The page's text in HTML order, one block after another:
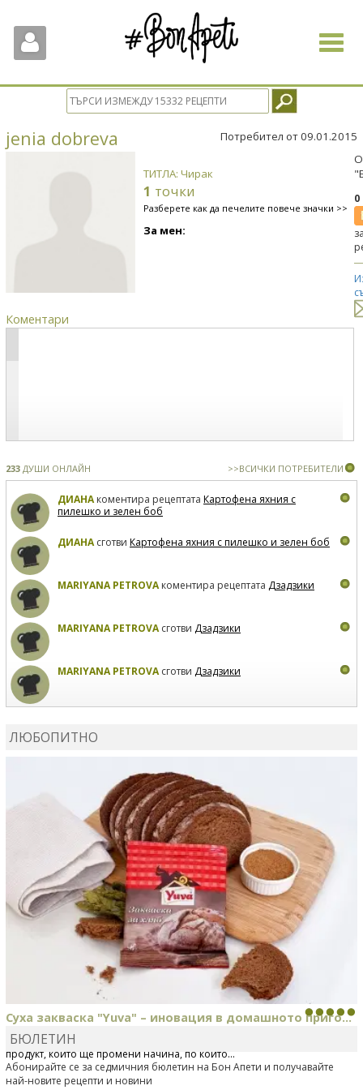
Toggle
jenia dobreva Потребител от 09.01.2015
ТИТЛА: Чирак
1 точки
Разберете как да печелите повече значки >>
За мен:
Коментари
233 ДУШИ ОНЛАЙН >>ВСИЧКИ ПОТРЕБИТЕЛИ
ДИАНАкоментира рецептата Картофена яхния с
пилешко и зелен боб
ДИАНАсготви Картофена яхния с пилешко и зелен боб
MARIYANA PETROVAкоментира рецептата Дзадзики
MARIYANA PETROVAсготви Дзадзики
MARIYANA PETROVAсготви Дзадзики
ЛЮБОПИТНО
Суха закваска "Yuva" – иновация в домашното приго...
Отскоро Лесафр България стартира предлагането на изцяло нов
продукт, който ще промени начина, по който...
БЮЛЕТИН
Абонирайте се за седмичния бюлетин на Бон Апети и получавайте
най-новите рецепти и новини